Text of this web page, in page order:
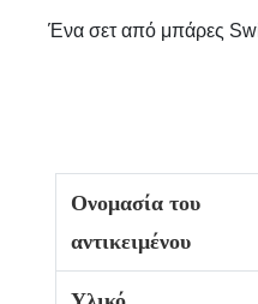
Ένα σετ από μπάρες
Ονομασία του
αντικειμένου